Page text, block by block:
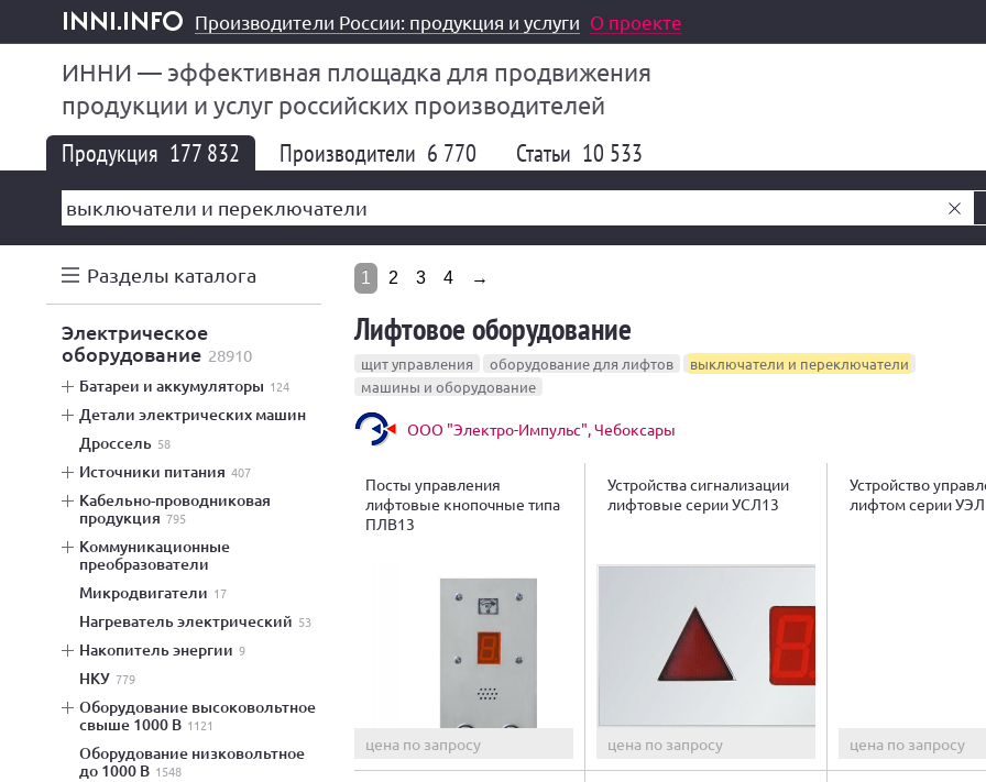
inni.info
Производители России: продукция и услуги О проекте
ИННИ — эффективная площадка для продвижения
продукции и услуг российских производителей
Продукция 177 832 Производители 6 770 Статьи 10 533
Разделы каталога
электрическое
оборудование 28910
батареи и аккумуляторы 124
детали электрических машин
дроссель 58
источники питания 407
кабельно-проводниковая
продукция 795
коммуникационные
преобразователи
микродвигатели 17
нагреватель электрический 53
накопитель энергии 9
НКУ 779
оборудование высоковольтное
свыше 1000 В 1121
оборудование низковольтное
до 1000 В 1548
1 2 3 4 →
Лифтовое оборудование
щит управления оборудование для лифтов
выключатели и переключатели
машины и оборудование
ООО "Электро-Импульс", Чебоксары
Посты управления
лифтовые кнопочные типа
ПЛВ13
цена по запросу
Устройства сигнализации
лифтовые серии УСЛ13
цена по запросу
Устройство
лифтом серии УЭЛ
цена по запросу